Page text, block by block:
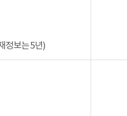
정보는 5년)